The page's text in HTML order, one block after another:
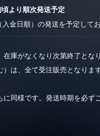
より順次発送予定
金日順）の発送を予定して
庫がなくなり次第終了とな
は、全て受注販売となります
同様です。発送時期を必ず